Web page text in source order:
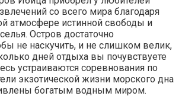
со всего мира благодаря
атмосфере истинной свободы и
Остров достаточно
не наскучить, и не слишком велик,
дней отдыха вы почувствуете
устраиваются соревнования по
экзотической жизни морского дна
богатым водным миром.